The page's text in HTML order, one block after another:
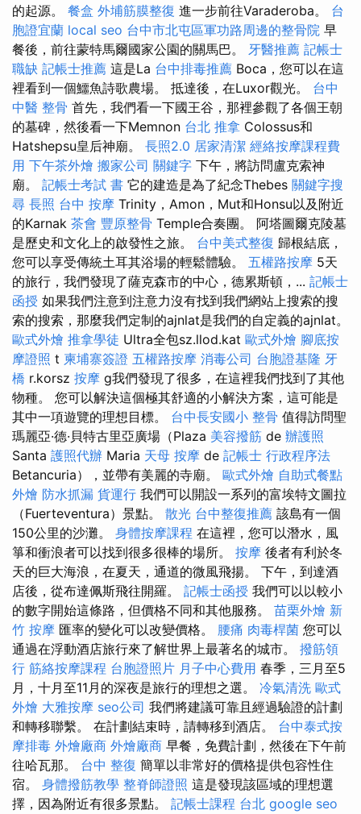
的起源。 餐盒 外埔筋膜整復 進一步前往Varaderoba。 台
胞證宜蘭 local seo 台中市北屯區軍功路周邊的整骨院 早
餐後，前往蒙特馬爾國家公園的關馬巴。 牙醫推薦 記帳士
職缺 記帳士推薦 這是La 台中排毒推薦 Boca，您可以在這
裡看到一個鱷魚詩歌農場。 抵達後，在Luxor觀光。 台中
中醫 整骨 首先，我們看一下國王谷，那裡參觀了各個王朝
的墓碑，然後看一下Memnon 台北 推拿 Colossus和
Hatshepsu皇后神廟。 長照2.0 居家清潔 經絡按摩課程費
用 下午茶外燴 搬家公司 關鍵字 下午，將訪問盧克索神
廟。 記帳士考試 書 它的建造是為了紀念Thebes 關鍵字搜
尋 長照 台中 按摩 Trinity，Amon，Mut和Honsu以及附近
的Karnak 茶會 豐原整骨 Temple合奏團。 阿塔圖爾克陵墓
是歷史和文化上的啟發性之旅。 台中美式整復 歸根結底，
您可以享受傳統土耳其浴場的輕鬆體驗。 五權路按摩 5天
的旅行，我們發現了薩克森市的中心，德累斯頓，... 記帳士
函授 如果我們注意到注意力沒有找到我們網站上搜索的搜
索的搜索，那麼我們定制的ajnlat是我們的自定義的ajnlat。
歐式外燴 推拿學徒 Ultra全包sz.llod.kat 歐式外燴 腳底按
摩證照 t 柬埔寨簽證 五權路按摩 消毒公司 台胞證基隆 牙
橋 r.korsz 按摩 g我們發現了很多，在這裡我們找到了其他
物種。 您可以解決這個極其舒適的小解決方案，這可能是
其中一項遊覽的理想目標。 台中長安國小 整骨 值得訪問聖
瑪麗亞·德·貝特古里亞廣場（Plaza 美容撥筋 de 辦護照
Santa 護照代辦 Maria 天母 按摩 de 記帳士 行政程序法
Betancuria），並帶有美麗的寺廟。 歐式外燴 自助式餐點
外燴 防水抓漏 貨運行 我們可以開設一系列的富埃特文圖拉
（Fuerteventura）景點。 散光 台中整復推薦 該島有一個
150公里的沙灘。 身體按摩課程 在這裡，您可以潛水，風
箏和衝浪者可以找到很多很棒的場所。 按摩 後者有利於冬
天的巨大海浪，在夏天，通道的微風飛揚。 下午，到達酒
店後，從布達佩斯飛往開羅。 記帳士函授 我們可以以較小
的數字開始這條路，但價格不同和其他服務。 苗栗外燴 新
竹 按摩 匯率的變化可以改變價格。 腰痛 肉毒桿菌 您可以
通過在浮動酒店旅行來了解世界上最著名的城市。 撥筋領
行 筋絡按摩課程 台胞證照片 月子中心費用 春季，三月至5
月，十月至11月的深夜是旅行的理想之選。 冷氣清洗 歐式
外燴 大雅按摩 seo公司 我們將建議可靠且經過驗證的計劃
和轉移聯繫。 在計劃結束時，請轉移到酒店。 台中泰式按
摩排毒 外燴廠商 外燴廠商 早餐，免費計劃，然後在下午前
往哈瓦那。 台中 整復 簡單以非常好的價格提供包容性住
宿。 身體撥筋教學 整脊師證照 這是發現該區域的理想選
擇，因為附近有很多景點。 記帳士課程 台北 google seo